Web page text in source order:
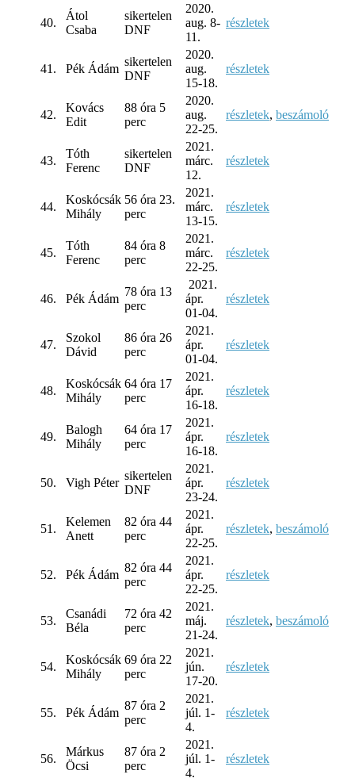
40.
Átol
Csaba
sikertelen
DNF
2020.
aug. 8-
11.
részletek
41. Pék Ádám
sikertelen
DNF
2020.
aug.
15-18.
részletek
42.
Kovács
Edit
88 óra 5
perc
2020.
aug.
22-25.
részletek, beszámoló
43.
Tóth
Ferenc
sikertelen
DNF
2021.
márc.
12.
részletek
44.
Koskócsák
Mihály
56 óra 23.
perc
2021.
márc.
13-15.
részletek
45.
Tóth
Ferenc
84 óra 8
perc
2021.
márc.
22-25.
részletek
46. Pék Ádám
78 óra 13
perc
2021.
ápr.
01-04.
részletek
47.
Szokol
Dávid
86 óra 26
perc
2021.
ápr.
01-04.
részletek
48.
Koskócsák
Mihály
64 óra 17
perc
2021.
ápr.
16-18.
részletek
49.
Balogh
Mihály
64 óra 17
perc
2021.
ápr.
16-18.
részletek
50. Vigh Péter
sikertelen
DNF
2021.
ápr.
23-24.
részletek
51.
Kelemen
Anett
82 óra 44
perc
2021.
ápr.
22-25.
részletek, beszámoló
52. Pék Ádám
82 óra 44
perc
2021.
ápr.
22-25.
részletek
53.
Csanádi
Béla
72 óra 42
perc
2021.
máj.
21-24.
részletek, beszámoló
54.
Koskócsák
Mihály
69 óra 22
perc
2021.
jún.
17-20.
részletek
55. Pék Ádám
87 óra 2
perc
2021.
júl. 1-
4.
részletek
56.
Márkus
Öcsi
87 óra 2
perc
2021.
júl. 1-
4.
részletek